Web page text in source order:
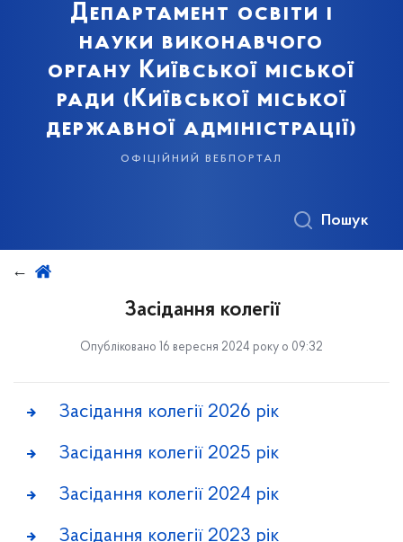
Департамент освіти і
науки виконавчого
органу Київської міської
ради (Київської міської
державної адміністрації)
офіційний вебпортал
Пошук
Засідання колегії
Опубліковано 16 вересня 2024 року о 09:32
Засідання колегії 2026 рік
Засідання колегії 2025 рік
Засідання колегії 2024 рік
Засідання колегії 2023 рік